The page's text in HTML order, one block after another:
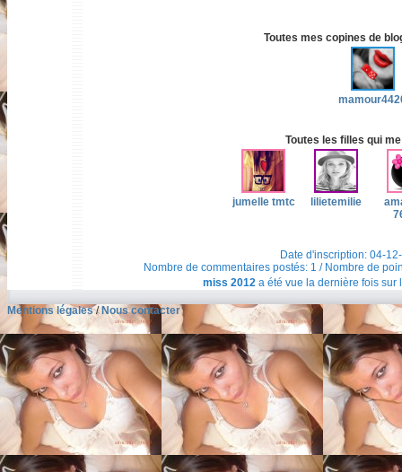
Toutes mes copines de
Toutes les filles qui
jumelle tmtc lilietemilie
Date d'inscription: 04-
Nombre de commentaires postés: 1 / Nombre de
miss 2012 a été vue la dernière fois sur
Mentions légales/Nous contacter